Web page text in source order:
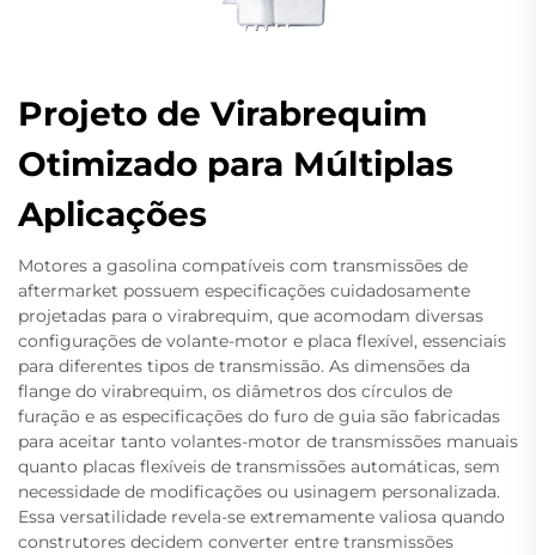
Projeto de Virabrequim
Otimizado para Múltiplas
Aplicações
Motores a gasolina compatíveis com transmissões de
aftermarket possuem especificações cuidadosamente
projetadas para o virabrequim, que acomodam diversas
configurações de volante-motor e placa flexível, essenciais
para diferentes tipos de transmissão. As dimensões da
flange do virabrequim, os diâmetros dos círculos de
furação e as especificações do furo de guia são fabricadas
para aceitar tanto volantes-motor de transmissões manuais
quanto placas flexíveis de transmissões automáticas, sem
necessidade de modificações ou usinagem personalizada.
Essa versatilidade revela-se extremamente valiosa quando
construtores decidem converter entre transmissões